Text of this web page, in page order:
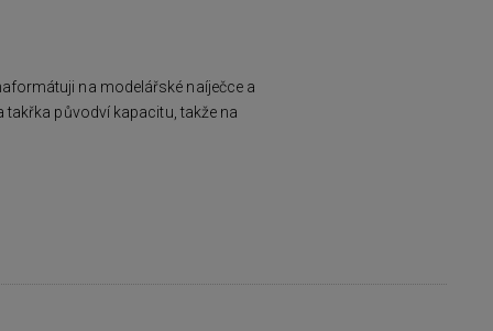
na modelářské naíječce a
původví kapacitu, takže na